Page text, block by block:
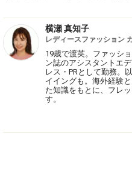
横瀬 真知子
レディースファッション
19歳で渡英。ファッシ
ン誌のアシスタントエ
レス・PRとして勤務。
イイングも。海外経験
た知識をもとに、フレ
す。